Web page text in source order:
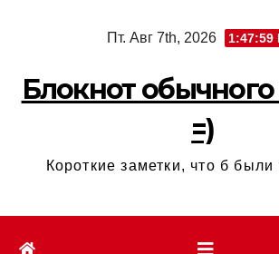
Пт. Авг 7th, 2026 1:47:59
Блокнот
=)
Короткие заметки, что б были